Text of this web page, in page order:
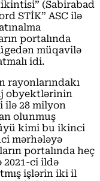
(Sabirabad
STİK” ASC ilə
portalında
müqavilə
idi.
rayonlarındakı
obyektlərinin
ilə 28 milyon
olunmuş
kimi bu ikinci
mərhələyə
portalında heç
ci ildə
işlərin iki il